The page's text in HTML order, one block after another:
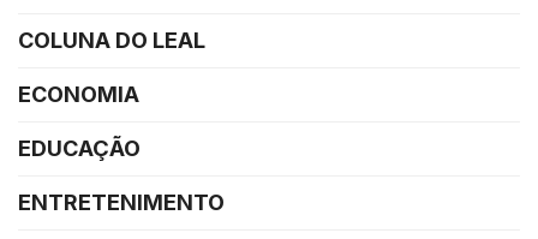
COLUNA DO LEAL
ECONOMIA
EDUCAÇÃO
ENTRETENIMENTO